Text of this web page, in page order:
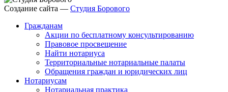
Создание сайта — Студия Борового
Гражданам
Акции по бесплатному консультированию
Правовое просвещение
Найти нотариуса
Территориальные нотариальные палаты
Обращения граждан и юридических лиц
Нотариусам
Нотариальная практика